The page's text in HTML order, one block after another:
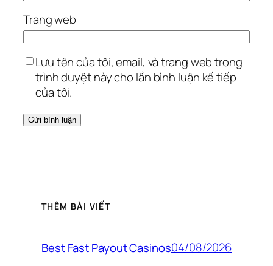
Trang web
Lưu tên của tôi, email, và trang web trong
trình duyệt này cho lần bình luận kế tiếp
của tôi.
THÊM BÀI VIẾT
Best Fast Payout Casinos04/08/2026